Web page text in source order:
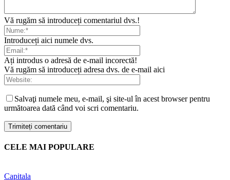
Vă rugăm să introduceți comentariul dvs.!
Introduceți aici numele dvs.
Ați introdus o adresă de e-mail incorectă!
Vă rugăm să introduceți adresa dvs. de e-mail aici
Salvaţi numele meu, e-mail, şi site-ul în acest browser pentru
următoarea dată când voi scri comentariu.
CELE MAI POPULARE
Capitala